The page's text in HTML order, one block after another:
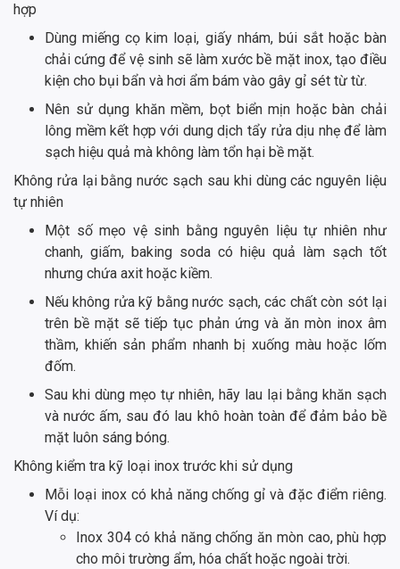
hợp
Dùng miếng cọ kim loại, giấy nhám, búi sắt hoặc bàn
chải cứng để vệ sinh sẽ làm xước bề mặt inox, tạo điều
kiện cho bụi bẩn và hơi ẩm bám vào gây gỉ sét từ từ.
Nên sử dụng khăn mềm, bọt biển mịn hoặc bàn chải
lông mềm kết hợp với dung dịch tẩy rửa dịu nhẹ để làm
sạch hiệu quả mà không làm tổn hại bề mặt.
Không rửa lại bằng nước sạch sau khi dùng các nguyên liệu
tự nhiên
Một số mẹo vệ sinh bằng nguyên liệu tự nhiên như
chanh, giấm, baking soda có hiệu quả làm sạch tốt
nhưng chứa axit hoặc kiềm.
Nếu không rửa kỹ bằng nước sạch, các chất còn sót lại
trên bề mặt sẽ tiếp tục phản ứng và ăn mòn inox âm
thầm, khiến sản phẩm nhanh bị xuống màu hoặc lốm
đốm.
Sau khi dùng mẹo tự nhiên, hãy lau lại bằng khăn sạch
và nước ấm, sau đó lau khô hoàn toàn để đảm bảo bề
mặt luôn sáng bóng.
Không kiểm tra kỹ loại inox trước khi sử dụng
Mỗi loại inox có khả năng chống gỉ và đặc điểm riêng.
Ví dụ:
Inox 304 có khả năng chống ăn mòn cao, phù hợp
cho môi trường ẩm, hóa chất hoặc ngoài trời.